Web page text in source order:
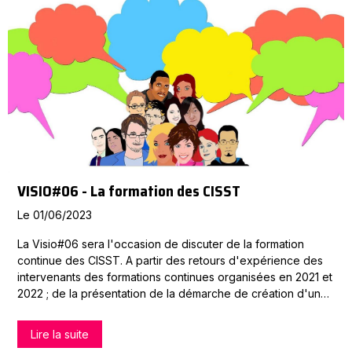
VISIO#06 - La formation des CISST
Le 01/06/2023
La Visio#06 sera l'occasion de discuter de la formation
continue des CISST. A partir des retours d'expérience des
intervenants des formations continues organisées en 2021 et
2022 ; de la présentation de la démarche de création d'un
les bases de notre proposition de programme de formation
Lire la suite